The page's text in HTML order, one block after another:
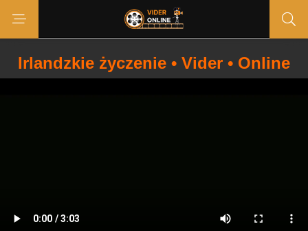
Irlandzkie życzenie • Vider • Online